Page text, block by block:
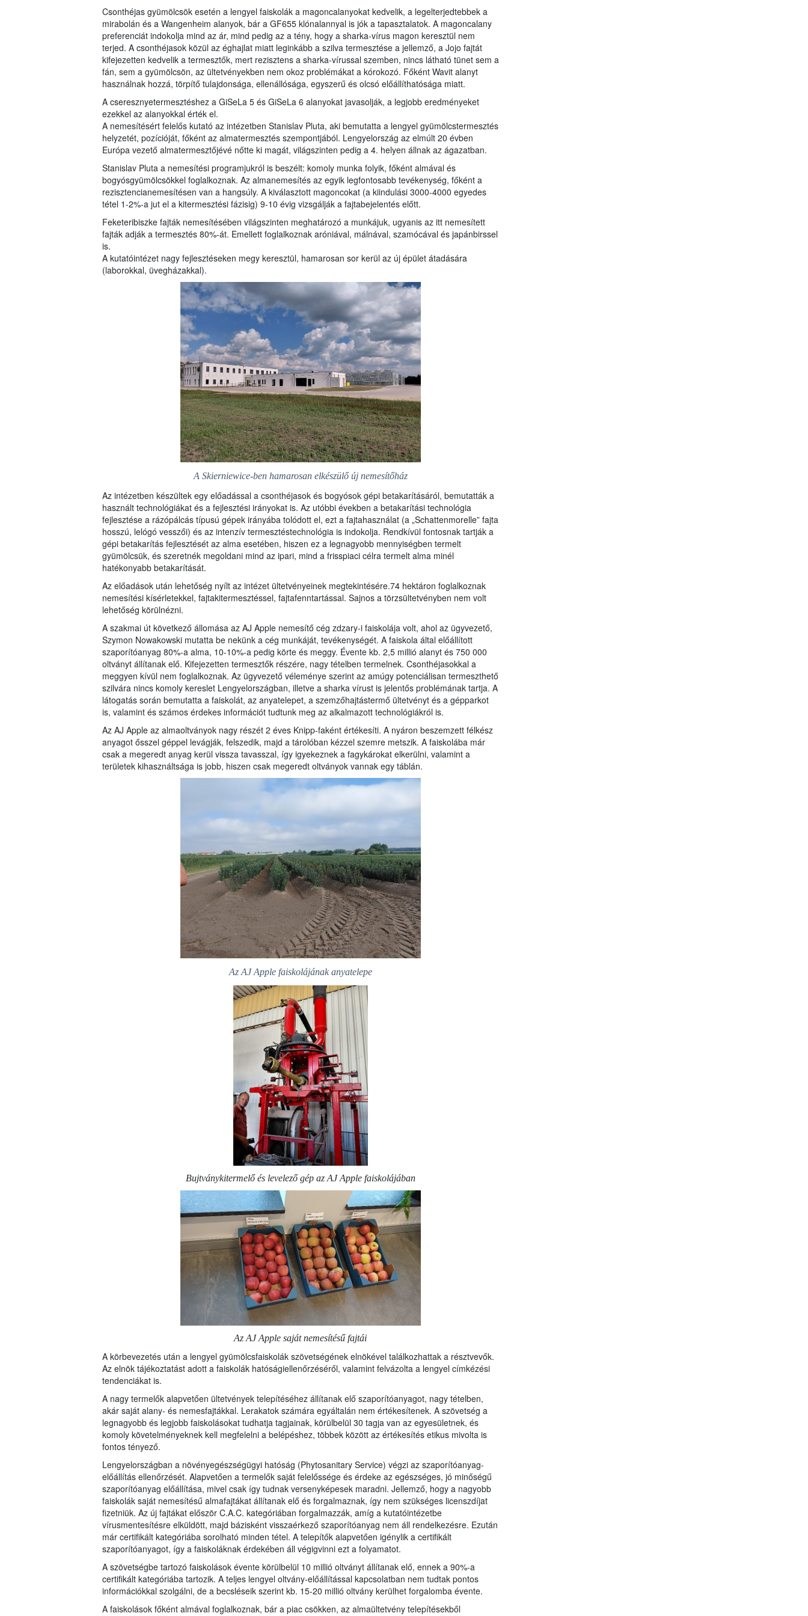
Csonthéjas gyümölcsök esetén a lengyel faiskolák a magoncalanyokat kedvelik, a legelterjedtebbek a
mirabolán és a Wangenheim alanyok, bár a GF655 klónalannyal is jók a tapasztalatok. A magoncalany
preferenciát indokolja mind az ár, mind pedig az a tény, hogy a sharka-vírus magon keresztül nem
terjed. A csonthéjasok közül az éghajlat miatt leginkább a szilva termesztése a jellemző, a Jojo fajtát
kifejezetten kedvelik a termesztők, mert rezisztens a sharka-vírussal szemben, nincs látható tünet sem a
fán, sem a gyümölcsön, az ültetvényekben nem okoz problémákat a kórokozó. Főként Wavit alanyt
használnak hozzá, törpítő tulajdonsága, ellenállósága, egyszerű és olcsó előállíthatósága miatt.
A cseresznyetermesztéshez a GiSeLa 5 és GiSeLa 6 alanyokat javasolják, a legjobb eredményeket
ezekkel az alanyokkal érték el.
A nemesítésért felelős kutató az intézetben Stanislav Pluta, aki bemutatta a lengyel gyümölcstermesztés
helyzetét, pozícióját, főként az almatermesztés szempontjából. Lengyelország az elmúlt 20 évben
Európa vezető almatermesztőjévé nőtte ki magát, világszinten pedig a 4. helyen állnak az ágazatban.
Stanislav Pluta a nemesítési programjukról is beszélt: komoly munka folyik, főként almával és
bogyósgyümölcsökkel foglalkoznak. Az almanemesítés az egyik legfontosabb tevékenység, főként a
rezisztencianemesítésen van a hangsúly. A kiválasztott magoncokat (a kiindulási 3000-4000 egyedes
tétel 1-2%-a jut el a kitermesztési fázisig) 9-10 évig vizsgálják a fajtabejelentés előtt.
Feketeribiszke fajták nemesítésében világszinten meghatározó a munkájuk, ugyanis az itt nemesített
fajták adják a termesztés 80%-át. Emellett foglalkoznak aróniával, málnával, szamócával és japánbirssel
is.
A kutatóintézet nagy fejlesztéseken megy keresztül, hamarosan sor kerül az új épület átadására
(laborokkal, üvegházakkal).
A Skierniewice-ben hamarosan elkészülő új nemesítőház
Az intézetben készültek egy előadással a csonthéjasok és bogyósok gépi betakarításáról, bemutatták a
használt technológiákat és a fejlesztési irányokat is. Az utóbbi években a betakarítási technológia
fejlesztése a rázópálcás típusú gépek irányába tolódott el, ezt a fajtahasználat (a „Schattenmorelle” fajta
hosszú, lelógó vesszői) és az intenzív termesztéstechnológia is indokolja. Rendkívül fontosnak tartják a
gépi betakarítás fejlesztését az alma esetében, hiszen ez a legnagyobb mennyiségben termelt
gyümölcsük, és szeretnék megoldani mind az ipari, mind a frisspiaci célra termelt alma minél
hatékonyabb betakarítását.
Az előadások után lehetőség nyílt az intézet ültetvényeinek megtekintésére.74 hektáron foglalkoznak
nemesítési kísérletekkel, fajtakitermesztéssel, fajtafenntartással. Sajnos a törzsültetvényben nem volt
lehetőség körülnézni.
A szakmai út következő állomása az AJ Apple nemesítő cég zdzary-i faiskolája volt, ahol az ügyvezető,
Szymon Nowakowski mutatta be nekünk a cég munkáját, tevékenységét. A faiskola által előállított
szaporítóanyag 80%-a alma, 10-10%-a pedig körte és meggy. Évente kb. 2,5 millió alanyt és 750 000
oltványt állítanak elő. Kifejezetten termesztők részére, nagy tételben termelnek. Csonthéjasokkal a
meggyen kívül nem foglalkoznak. Az ügyvezető véleménye szerint az amúgy potenciálisan termeszthető
szilvára nincs komoly kereslet Lengyelországban, illetve a sharka vírust is jelentős problémának tartja. A
látogatás során bemutatta a faiskolát, az anyatelepet, a szemzőhajtástermő ültetvényt és a gépparkot
is, valamint és számos érdekes információt tudtunk meg az alkalmazott technológiákról is.
Az AJ Apple az almaoltványok nagy részét 2 éves Knipp-faként értékesíti. A nyáron beszemzett félkész
anyagot ősszel géppel levágják, felszedik, majd a tárolóban kézzel szemre metszik. A faiskolába már
csak a megeredt anyag kerül vissza tavasszal, így igyekeznek a fagykárokat elkerülni, valamint a
területek kihasználtsága is jobb, hiszen csak megeredt oltványok vannak egy táblán.
Az AJ Apple faiskolájának anyatelepe
Bujtványkitermelő és levelező gép az AJ Apple faiskolájában
Az AJ Apple saját nemesítésű fajtái
A körbevezetés után a lengyel gyümölcsfaiskolák szövetségének elnökével találkozhattak a résztvevők.
Az elnök tájékoztatást adott a faiskolák hatóságiellenőrzéséről, valamint felvázolta a lengyel címkézési
tendenciákat is.
A nagy termelők alapvetően ültetvények telepítéséhez állítanak elő szaporítóanyagot, nagy tételben,
akár saját alany- és nemesfajtákkal. Lerakatok számára egyáltalán nem értékesítenek. A szövetség a
legnagyobb és legjobb faiskolásokat tudhatja tagjainak, körülbelül 30 tagja van az egyesületnek, és
komoly követelményeknek kell megfelelni a belépéshez, többek között az értékesítés etikus mivolta is
fontos tényező.
Lengyelországban a növényegészségügyi hatóság (Phytosanitary Service) végzi az szaporítóanyag-
előállítás ellenőrzését. Alapvetően a termelők saját felelőssége és érdeke az egészséges, jó minőségű
szaporítóanyag előállítása, mivel csak így tudnak versenyképesek maradni. Jellemző, hogy a nagyobb
faiskolák saját nemesítésű almafajtákat állítanak elő és forgalmaznak, így nem szükséges licenszdíjat
fizetniük. Az új fajtákat először C.A.C. kategóriában forgalmazzák, amíg a kutatóintézetbe
vírusmentesítésre elküldött, majd bázisként visszaérkező szaporítóanyag nem áll rendelkezésre. Ezután
már certifikált kategóriába sorolható minden tétel. A telepítők alapvetően igénylik a certifikált
szaporítóanyagot, így a faiskoláknak érdekében áll végigvinni ezt a folyamatot.
A szövetségbe tartozó faiskolások évente körülbelül 10 millió oltványt állítanak elő, ennek a 90%-a
certifikált kategóriába tartozik. A teljes lengyel oltvány-előállítással kapcsolatban nem tudtak pontos
információkkal szolgálni, de a becsléseik szerint kb. 15-20 millió oltvány kerülhet forgalomba évente.
A faiskolások főként almával foglalkoznak, bár a piac csökken, az almaültetvény telepítésekből